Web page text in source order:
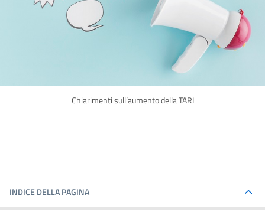
Chiarimenti sull’aumento della TARI
INDICE DELLA PAGINA